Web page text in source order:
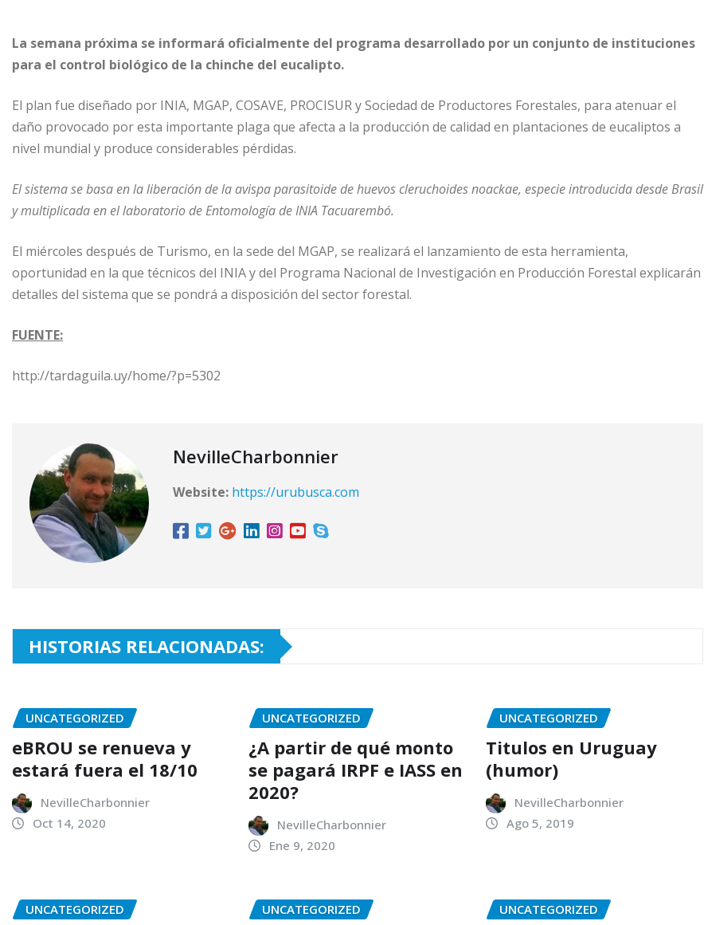
La semana próxima se informará oficialmente del programa desarrollado por un conjunto de instituciones
para el control biológico de la chinche del eucalipto.
El plan fue diseñado por INIA, MGAP, COSAVE, PROCISUR y Sociedad de Productores Forestales, para atenuar el
daño provocado por esta importante plaga que afecta a la producción de calidad en plantaciones de eucaliptos a
nivel mundial y produce considerables pérdidas.
El sistema se basa en la liberación de la avispa parasitoide de huevos cleruchoides noackae, especie introducida desde Brasil
y multiplicada en el laboratorio de Entomología de INIA Tacuarembó.
El miércoles después de Turismo, en la sede del MGAP, se realizará el lanzamiento de esta herramienta,
oportunidad en la que técnicos del INIA y del Programa Nacional de Investigación en Producción Forestal explicarán
detalles del sistema que se pondrá a disposición del sector forestal.
FUENTE:
http://tardaguila.uy/home/?p=5302
NevilleCharbonnier
Website: https://urubusca.com
HISTORIAS RELACIONADAS:
UNCATEGORIZED
eBROU se renueva y
estará fuera el 18/10
NevilleCharbonnier
Oct 14, 2020
UNCATEGORIZED
¿A partir de qué monto
se pagará IRPF e IASS en
2020?
NevilleCharbonnier
Ene 9, 2020
UNCATEGORIZED
Titulos en Uruguay
(humor)
NevilleCharbonnier
Ago 5, 2019
UNCATEGORIZED UNCATEGORIZED UNCATEGORIZED